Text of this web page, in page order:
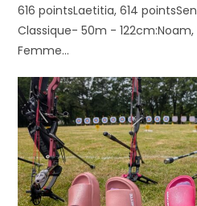
616 pointsLaetitia, 614
Classique- 50m -
Femme…